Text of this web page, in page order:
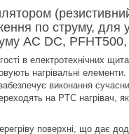
по струму, для
AC DC,
в електротехнічних
нагрівальні
виконання
на PTC нагрівач,
поверхні, що дає